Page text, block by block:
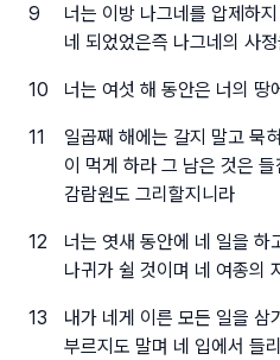
9
너는 이방 나그네를 압제하
네 되었었은즉 나그네의 사
10 너는 여섯 해 동안은 너의 땅
11
일곱째 해에는 갈지 말고 묵
이 먹게 하라 그 남은 것은
감람원도 그리할지니라
12
너는 엿새 동안에 네 일을 하
나귀가 쉴 것이며 네 여종의
13
내가 네게 이른 모든 일을 삼
부르지도 말며 네 입에서 들